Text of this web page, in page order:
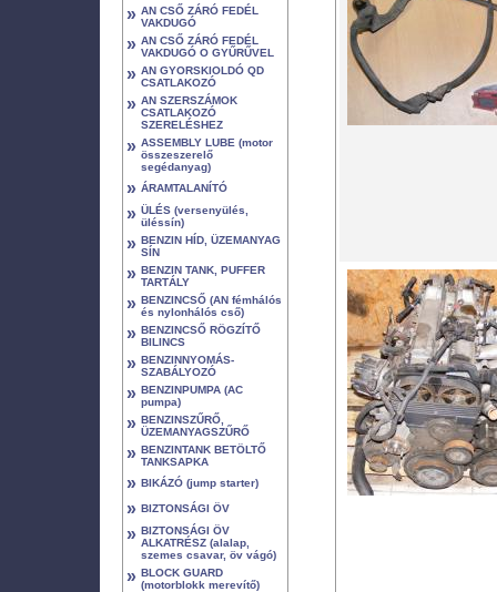
» AN CSŐ ZÁRÓ FEDÉL
VAKDUGÓ
» AN CSŐ ZÁRÓ FEDÉL
VAKDUGÓ O GYŰRŰVEL
» AN GYORSKIOLDÓ QD
CSATLAKOZÓ
» AN SZERSZÁMOK
CSATLAKOZÓ
SZERELÉSHEZ
» ASSEMBLY LUBE (motor
összeszerelő
segédanyag)
» ÁRAMTALANÍTÓ
» ÜLÉS (versenyülés,
üléssín)
» BENZIN HÍD, ÜZEMANYAG
SÍN
» BENZIN TANK, PUFFER
TARTÁLY
» BENZINCSŐ (AN fémhálós
és nylonhálós cső)
» BENZINCSŐ RÖGZÍTŐ
BILINCS
» BENZINNYOMÁS-
SZABÁLYOZÓ
» BENZINPUMPA (AC
pumpa)
» BENZINSZŰRŐ,
ÜZEMANYAGSZŰRŐ
» BENZINTANK BETÖLTŐ
TANKSAPKA
» BIKÁZÓ (jump starter)
» BIZTONSÁGI ÖV
» BIZTONSÁGI ÖV
ALKATRÉSZ (alalap,
szemes csavar, öv vágó)
» BLOCK GUARD
(motorblokk merevítő)